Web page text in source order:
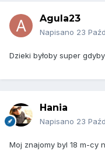
Agula23
Napisano 23
Dzieki byłoby super
Hania
Napisano 23
Moj znajomy byl 18 m-cy